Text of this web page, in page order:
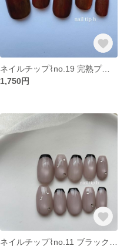
ネイルチップ⌇no.19 完熟プラム 紫ネイル 緑ネイル 茶色 ブラウン ボルドー 秋ネイル 果物 ニュアンスネイル マグネットネイル 個性 ショート オーバル
1,750円